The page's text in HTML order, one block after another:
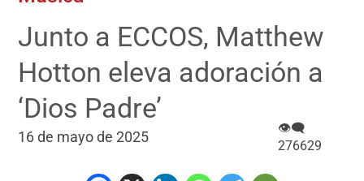
Junto a ECCOS, Matthew
Hotton eleva adoración a
‘Dios Padre’
16 de mayo de 2025
👁‍🗨
276629